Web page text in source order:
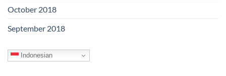
October 2018
September 2018
Indonesian